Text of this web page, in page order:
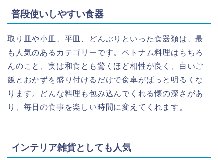
普段使いしやすい食器
取り皿や小皿、平皿、どんぶりといった食器類は、最
も人気のあるカテゴリーです。ベトナム料理はもちろ
んのこと、実は和食とも驚くほど相性が良く、白いご
飯とおかずを盛り付けるだけで食卓がぱっと明るくな
ります。どんな料理も包み込んでくれる懐の深さがあ
り、毎日の食事を楽しい時間に変えてくれます。
インテリア雑貨としても人気